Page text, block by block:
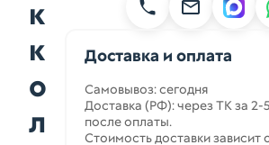
к
к
о
л
Доставка и оплата
Самовывоз: сегодня
Доставка (РФ): через ТК за 2-
после оплаты.
Стоимость доставки зависит